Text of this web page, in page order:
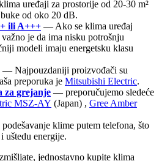
uređaji za prostorije od 20-30 m²
od oko 20 dB.
ili A+++ — Ako se klima uređaj
je da ima nisku potrošnju
modeli imaju energetsku klasu
— Najpouzdaniji proizvođači su
preporuka je Mitsubishi Electric.
za grejanje — preporučujemo sledeće
MSZ-AY (Japan) , Gree Amber
klime putem telefona, što
uštedu energije.
jednostavno kupite klima